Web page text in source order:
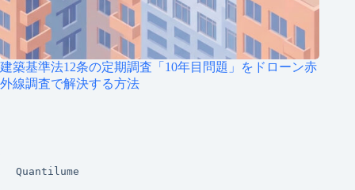
建築基準法12条の定期調査「10年目問題」をドローン赤
外線調査で解決する方法
Quantilume